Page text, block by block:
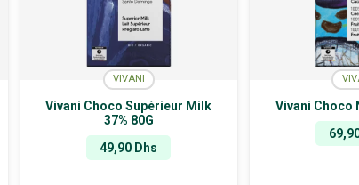
VIVANI
Vivani Choco Supérieur Milk
37% 80G
49,90 Dhs
Vivani Choco